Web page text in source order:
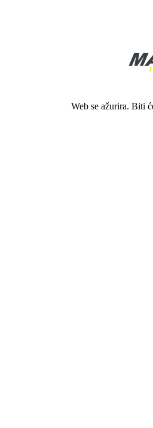
Web se ažurira. Biti